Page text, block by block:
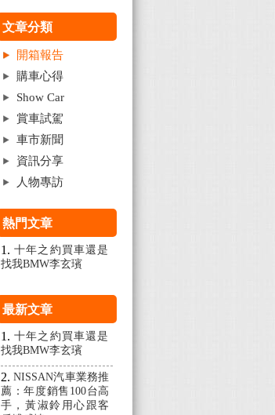
文章分類
開箱報告
購車心得
Show Car
賞車試駕
車市新聞
資訊分享
人物專訪
熱門文章
十年之約買車還是
找我BMW李玄璸
最新文章
十年之約買車還是
找我BMW李玄璸
NISSAN汽車業務推
薦：年度銷售100台高
手，黃淑鈴用心跟客